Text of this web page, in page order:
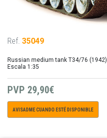
Ref. 35049
Russian medium tank T34/76 (1942)
Escala 1:35
PVP 29,90€
AVISADME CUANDO ESTÉ DISPONIBLE